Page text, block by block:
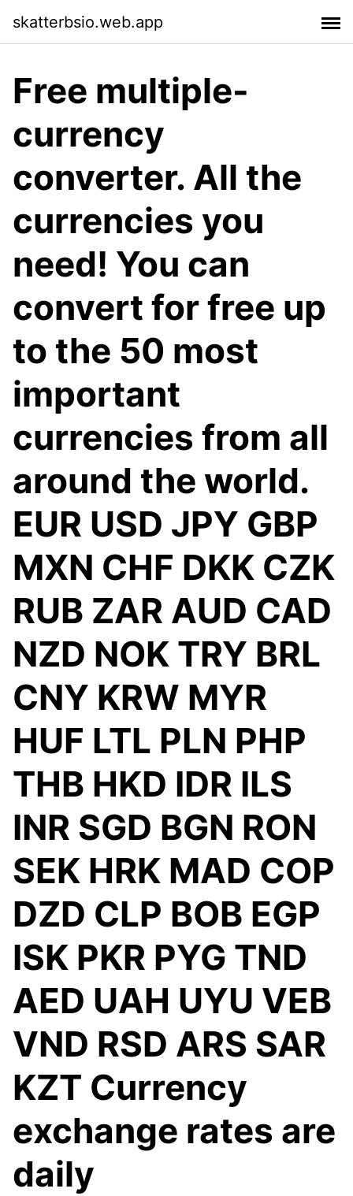
skatterbsio.web.app
Free multiple-
currency
converter. All the
currencies you
need! You can
convert for free up
to the 50 most
important
currencies from all
around the world.
EUR USD JPY GBP
MXN CHF DKK CZK
RUB ZAR AUD CAD
NZD NOK TRY BRL
CNY KRW MYR
HUF LTL PLN PHP
THB HKD IDR ILS
INR SGD BGN RON
SEK HRK MAD COP
DZD CLP BOB EGP
ISK PKR PYG TND
AED UAH UYU VEB
VND RSD ARS SAR
KZT Currency
exchange rates are
daily